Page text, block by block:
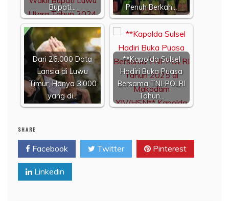
Bupati…
Penuh Berkah…
Dari 26.000 Data
Lansia di Luwu
Timur, Hanya 3.000
yang di…
**Kapolda Sulsel
Hadiri Buka Puasa
Bersama TNI-POLRI
Tahun…
SHARE
Facebook Twitter Pinterest
Linkedin